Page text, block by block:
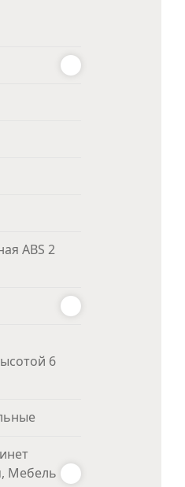
ABS 2
6
Мебель